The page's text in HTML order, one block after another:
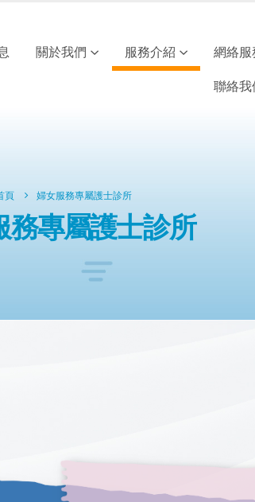
關於我們 服務介紹 網絡
聯絡我
頁 婦女服務專屬護士診所
務專屬護士診所